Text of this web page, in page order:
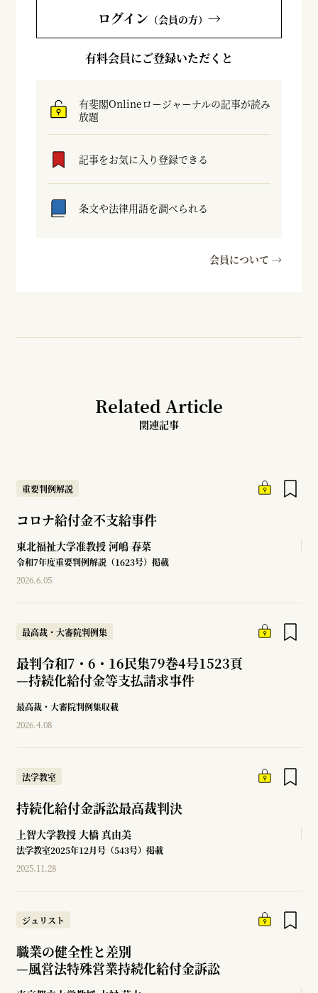
ログイン （会員の方） →
有料会員にご登録いただくと
有斐閣Onlineロージャーナルの記事が読み
放題
記事をお気に入り登録できる
条文や法律用語を調べられる
会員について →
Related Article
関連記事
重要判例解説
コロナ給付金不支給事件
東北福祉大学准教授 河嶋 春菜
令和7年度重要判例解説（1623号）掲載
2026.6.05
最高裁・大審院判例集
最判令和7・6・16民集79巻4号1523頁
—持続化給付金等支払請求事件
最高裁・大審院判例集収載
2026.4.08
法学教室
持続化給付金訴訟最高裁判決
上智大学教授 大橋 真由美
法学教室2025年12月号（543号）掲載
2025.11.28
ジュリスト
職業の健全性と差別
—風営法特殊営業持続化給付金訴訟